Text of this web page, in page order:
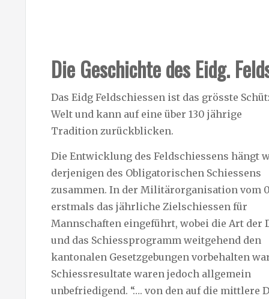
Die Geschichte des Eidg.
Das Eidg Feldschiessen ist das grösste
Welt und kann auf eine über 130 jährige
Tradition zurückblicken.
Die Entwicklung des Feldschiessens hängt
derjenigen des Obligatorischen Schiessens
zusammen. In der Militärorganisation vom
erstmals das jährliche Zielschiessen für
Mannschaften eingeführt, wobei die Art der
und das Schiessprogramm weitgehend den
kantonalen Gesetzgebungen vorbehalten
Schiessresultate waren jedoch allgemein
unbefriedigend. “…. von den auf die mittlere